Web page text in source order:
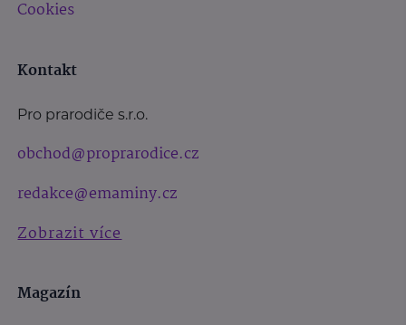
Cookies
Kontakt
Pro prarodiče s.r.o.
obchod@proprarodice.cz
redakce@emaminy.cz
Zobrazit více
Magazín